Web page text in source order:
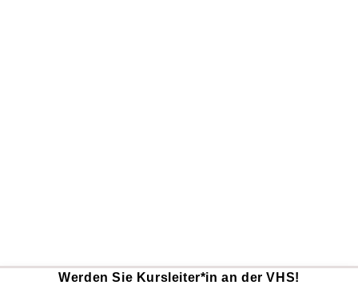
Werden Sie Kursleiter*in an der VHS!